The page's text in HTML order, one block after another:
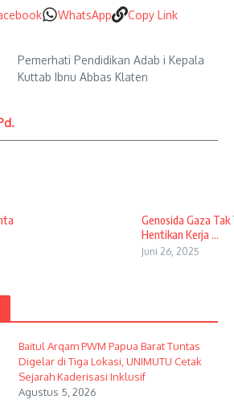
WhatsApp Copy Link
Pemerhati Pendidikan Adab i Kepala
Kuttab Ibnu Abbas Klaten
Genosida Gaza
Hentikan Kerja ...
Juni 26, 2025
Baitul Arqam PWM Papua Barat Tuntas
Digelar di Tiga Lokasi, UNIMUTU Cetak
Sejarah Kaderisasi Inklusif
Agustus 5, 2026